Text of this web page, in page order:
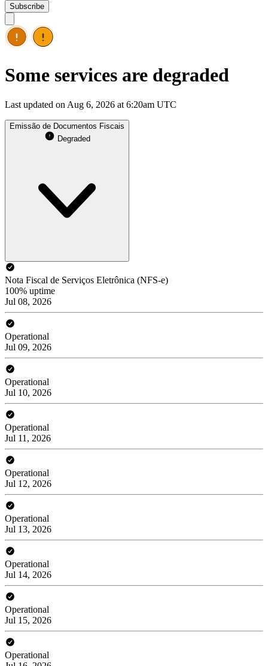
Subscribe
Some services are degraded
Last updated on Aug 6, 2026 at 6:20am UTC
Emissão de Documentos Fiscais
Degraded
Nota Fiscal de Serviços Eletrônica (NFS-e)
100% uptime
Jul 08, 2026
Operational
Jul 09, 2026
Operational
Jul 10, 2026
Operational
Jul 11, 2026
Operational
Jul 12, 2026
Operational
Jul 13, 2026
Operational
Jul 14, 2026
Operational
Jul 15, 2026
Operational